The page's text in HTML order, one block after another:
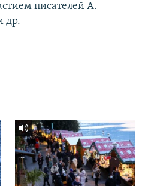
писателей А.
др.